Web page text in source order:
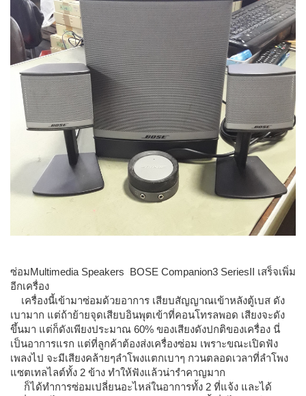
ซ่อมMultimedia Speakers BOSE Companion3 SeriesII เสร็จเพิ่ม
อีกเครื่อง
เครื่องนี้เข้ามาซ่อมด้วยอาการ เสียบสัญญาณเข้าหลังตู้เบส ดัง
เบามาก แต่ถ้าย้ายจุดเสียบอินพุตเข้าที่คอนโทรลพอด เสียงจะดัง
ขึ้นมา แต่ก็ดังเพียงประมาณ 60% ของเสียงดังปกติของเครื่อง นี่
เป็นอาการแรก แต่ที่ลูกค้าต้องส่งเครื่องซ่อม เพราะขณะเปิดฟัง
เพลงไป จะมีเสียงคล้ายๆลำโพงแตกเบาๆ กวนตลอดเวลาที่ลำโพง
แซตเทลไลต์ทั้ง 2 ข้าง ทำให้ฟังแล้วน่ารำคาญมาก
ก็ได้ทำการซ่อมเปลี่ยนอะไหล่ในอาการทั้ง 2 ที่แจ้ง และได้